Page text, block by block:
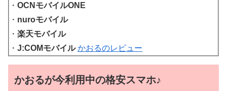
・ OCNモバイルONE
・ nuroモバイル
・ 楽天モバイル
・ J:COMモバイル かおるのレビュー
かおるが今利用中の格安スマホ♪